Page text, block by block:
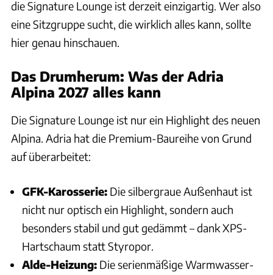
die Signature Lounge ist derzeit einzigartig. Wer also
eine Sitzgruppe sucht, die wirklich alles kann, sollte
hier genau hinschauen.
Das Drumherum: Was der Adria
Alpina 2027 alles kann
Die Signature Lounge ist nur ein Highlight des neuen
Alpina. Adria hat die Premium-Baureihe von Grund
auf überarbeitet:
GFK-Karosserie: Die silbergraue Außenhaut ist
nicht nur optisch ein Highlight, sondern auch
besonders stabil und gut gedämmt – dank XPS-
Hartschaum statt Styropor.
Alde-Heizung: Die serienmäßige Warmwasser-